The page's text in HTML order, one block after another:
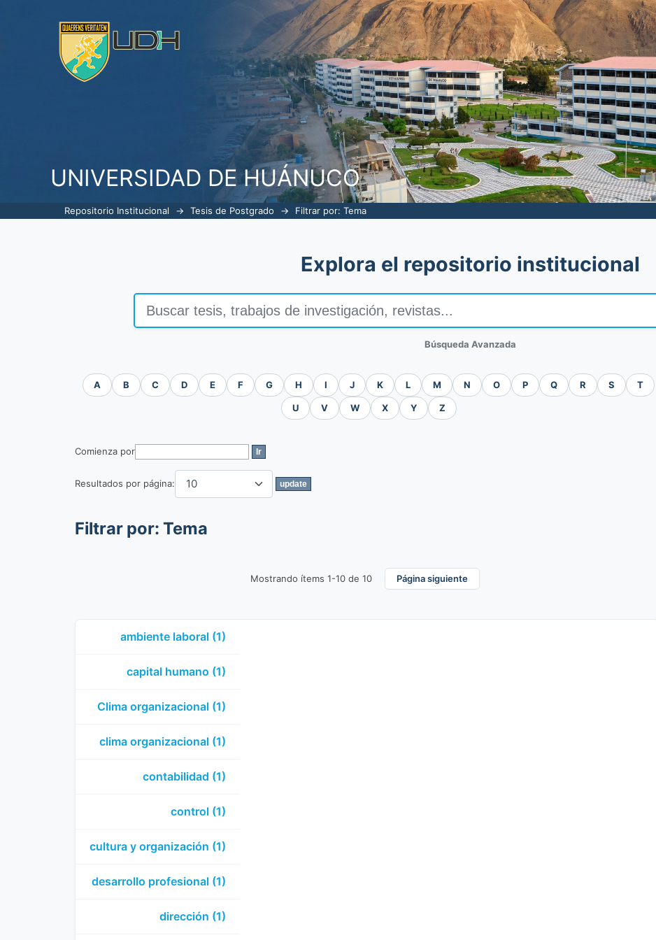
UNIVERSIDAD DE HUÁNUCO
Repositorio Institucional → Tesis de Postgrado → Filtrar por: Tema
Explora el repositorio institucional
Búsqueda Avanzada
A B C D E F G H I J K L M N O P Q R S T
U V W X Y Z
Comienza por
Resultados por página:
Filtrar por: Tema
Mostrando ítems 1-10 de 10 Página siguiente
ambiente laboral (1)
capital humano (1)
Clima organizacional (1)
clima organizacional (1)
contabilidad (1)
control (1)
cultura y organización (1)
desarrollo profesional (1)
dirección (1)